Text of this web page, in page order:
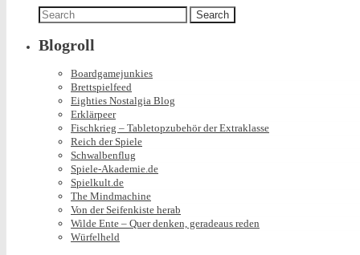
Search
for:
Blogroll
Boardgamejunkies
Brettspielfeed
Eighties Nostalgia Blog
Erklärpeer
Fischkrieg – Tabletopzubehör der Extraklasse
Reich der Spiele
Schwalbenflug
Spiele-Akademie.de
Spielkult.de
The Mindmachine
Von der Seifenkiste herab
Wilde Ente – Quer denken, geradeaus reden
Würfelheld